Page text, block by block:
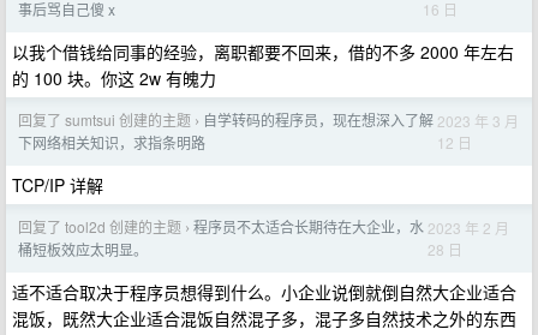
事后骂自己傻 x
16 日
以我个借钱给同事的经验，离职都要不回来，借的不多 2000 年左右
的 100 块。你这 2w 有魄力
回复了 sumtsui 创建的主题 › 自学转码的程序员，现在想深入了解
下网络相关知识，求指条明路
2023 年 3 月
12 日
TCP/IP 详解
回复了 tool2d 创建的主题 › 程序员不太适合长期待在大企业，水
桶短板效应太明显。
2023 年 2 月
28 日
适不适合取决于程序员想得到什么。小企业说倒就倒自然大企业适合
混饭，既然大企业适合混饭自然混子多，混子多自然技术之外的东西